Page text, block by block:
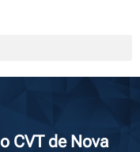
CVT de Nova